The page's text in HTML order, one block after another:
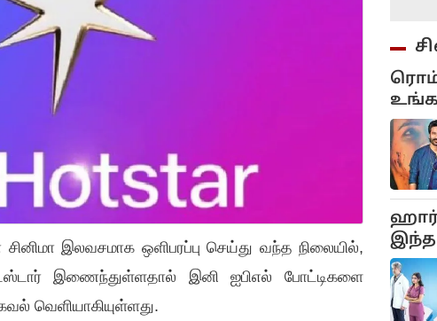
இலவசமாக ஒளிபரப்பு செய்து வந்த நிலையில்,
இணைந்துள்ளதால் இனி ஐபிஎல் போட்டிகளை
வெளியாகியுள்ளது.
இந்த